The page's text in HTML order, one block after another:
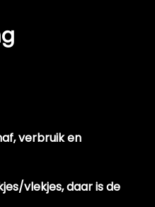
verbruik en
vlekjes, daar is de